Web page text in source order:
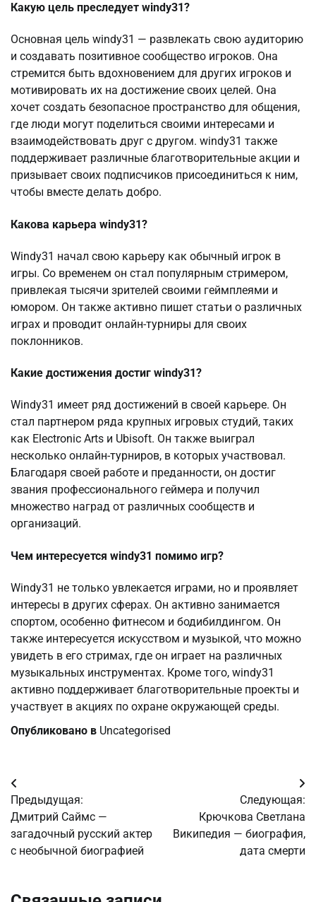
Какую цель преследует windy31?
Основная цель windy31 — развлекать свою аудиторию
и создавать позитивное сообщество игроков. Она
стремится быть вдохновением для других игроков и
мотивировать их на достижение своих целей. Она
хочет создать безопасное пространство для общения,
где люди могут поделиться своими интересами и
взаимодействовать друг с другом. windy31 также
поддерживает различные благотворительные акции и
призывает своих подписчиков присоединиться к ним,
чтобы вместе делать добро.
Какова карьера windy31?
Windy31 начал свою карьеру как обычный игрок в
игры. Со временем он стал популярным стримером,
привлекая тысячи зрителей своими геймплеями и
юмором. Он также активно пишет статьи о различных
играх и проводит онлайн-турниры для своих
поклонников.
Какие достижения достиг windy31?
Windy31 имеет ряд достижений в своей карьере. Он
стал партнером ряда крупных игровых студий, таких
как Electronic Arts и Ubisoft. Он также выиграл
несколько онлайн-турниров, в которых участвовал.
Благодаря своей работе и преданности, он достиг
звания профессионального геймера и получил
множество наград от различных сообществ и
организаций.
Чем интересуется windy31 помимо игр?
Windy31 не только увлекается играми, но и проявляет
интересы в других сферах. Он активно занимается
спортом, особенно фитнесом и бодибилдингом. Он
также интересуется искусством и музыкой, что можно
увидеть в его стримах, где он играет на различных
музыкальных инструментах. Кроме того, windy31
активно поддерживает благотворительные проекты и
участвует в акциях по охране окружающей среды.
Опубликовано в Uncategorised
Навигация
по
записям
Предыдущая:
Дмитрий Саймс —
загадочный русский актер
с необычной биографией
Следующая:
Крючкова Светлана
Википедия — биография,
дата смерти